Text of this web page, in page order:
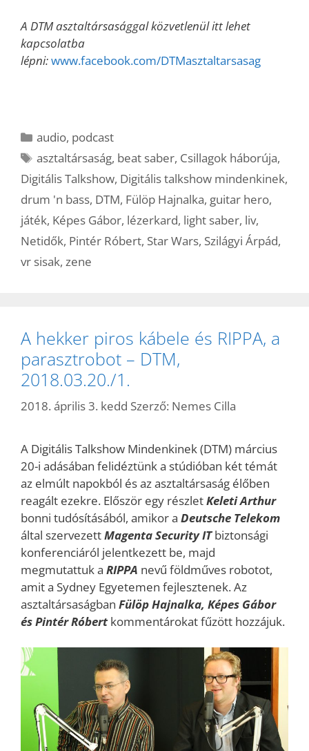
A DTM asztaltársasággal közvetlenül itt lehet
kapcsolatba
lépni:www.facebook.com/DTMasztaltarsasag
Kategória
audio, podcast
Címkék
asztaltársaság, beat saber, Csillagok háborúja,
Digitális Talkshow, Digitális talkshow mindenkinek,
drum 'n bass, DTM, Fülöp Hajnalka, guitar hero,
játék, Képes Gábor, lézerkard, light saber, liv,
Netidők, Pintér Róbert, Star Wars, Szilágyi Árpád,
vr sisak, zene
A hekker piros kábele és RIPPA, a
parasztrobot – DTM,
2018.03.20./1.
2018. április 3. kedd Szerző: Nemes Cilla
A Digitális Talkshow Mindenkinek (DTM) március
20-i adásában felidéztünk a stúdióban két témát
az elmúlt napokból és az asztaltársaság élőben
reagált ezekre. Először egy részletKeleti Arthur
bonni tudósításából, amikor a Deutsche Telekom
által szervezettMagenta Security IT biztonsági
konferenciáról jelentkezett be, majd
megmutattuk a RIPPA nevű földműves robotot,
amit a Sydney Egyetemen fejlesztenek. Az
asztaltársaságban Fülöp Hajnalka, Képes Gábor
és PintérRóbert kommentárokat fűzött hozzájuk.